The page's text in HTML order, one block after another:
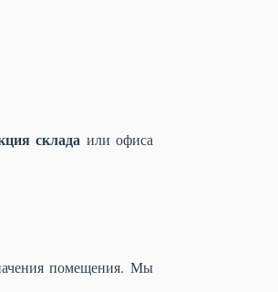
склада или офиса
помещения. Мы